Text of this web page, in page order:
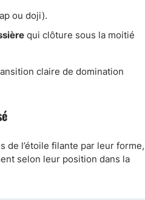
ou doji).
qui clôture sous la moitié
claire de domination
de l’étoile filante par leur forme,
selon leur position dans la